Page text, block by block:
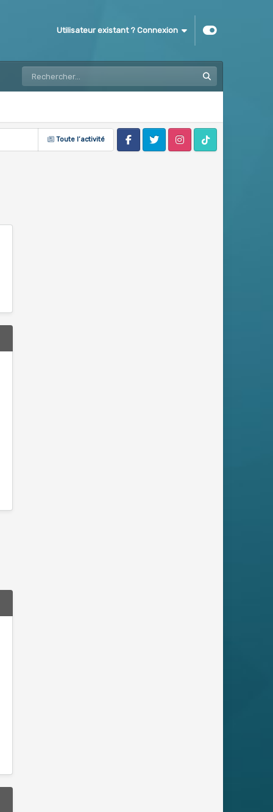
Utilisateur existant ? Connexion
Toute l’activité
FacebookTwitter InstagramTik Tok